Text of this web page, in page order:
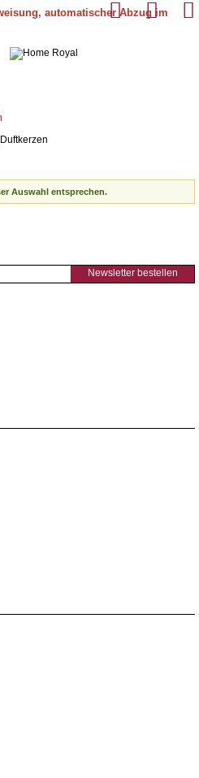
automatischer Abzug im
Auswahl entsprechen.
Newsletter bestellen